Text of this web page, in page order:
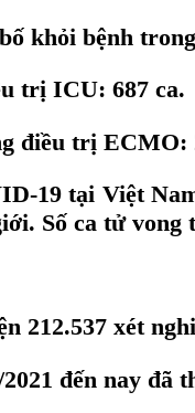
khỏi bệnh
trị ICU: 687 ca.
điều trị ECMO:
19 tại Việt
Số ca tử
212.537 xét
đến nay đã